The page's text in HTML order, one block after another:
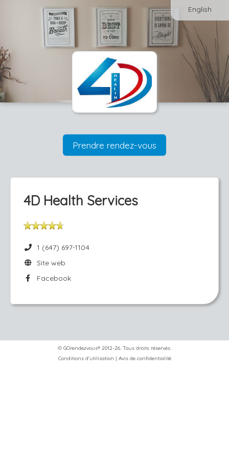
English
Prendre rendez-vous
4D Health Services
1 (647) 697-1104
Site web
Facebook
© GOrendezvous® 2012-26. Tous droits réservés.
Conditions d'utilisation | Avis de confidentialité